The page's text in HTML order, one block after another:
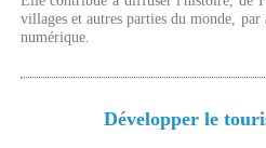
villages et autres parties du monde,
numérique.
Développer le